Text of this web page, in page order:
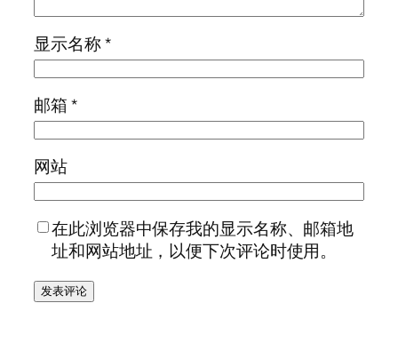
显示名称*
邮箱*
网站
在此浏览器中保存我的显示名称、邮箱地
址和网站地址，以便下次评论时使用。